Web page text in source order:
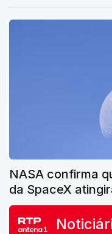
NASA confirma
da SpaceX